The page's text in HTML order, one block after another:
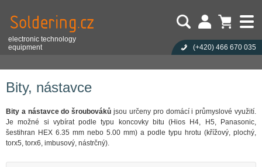
Bity, nástavce
Bity a nástavce do šroubováků jsou určeny pro domácí i průmyslové využití.
Je možné si vybírat podle typu koncovky bitu (Hios H4, H5, Panasonic,
šestihran HEX 6.35 mm nebo 5.00 mm) a podle typu hrotu (křížový, plochý,
torx5, torx6, imbusový, nástrčný).
electronic technology
equipment
(+420) 466 670 035
Nákupní košík je prázdný!
Počet produktů:0
Heslo:
Nová registrace